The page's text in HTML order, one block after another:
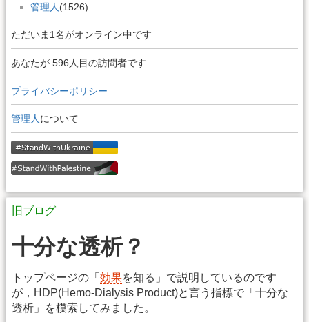
管理人 (1526)
ただいま1名がオンライン中です
あなたが 596人目の訪問者です
プライバシーポリシー
管理人 について
旧ブログ
十分な透析？
トップページの「 効果を知る」で説明しているのです
が，HDP(Hemo-Dialysis Product)と言う指標で「十分な
透析」を模索してみました。